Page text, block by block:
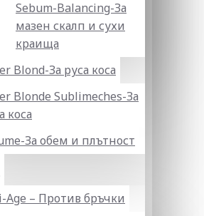
Sebum-Balancing-За
мазен скалп и сухи
краища
Blond-За руса коса
Blonde Sublіmeches-За
коса
За обем и плътност
Age – Против бръчки